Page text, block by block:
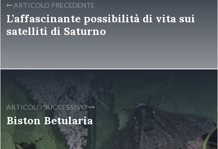
ARTICOLO PRECEDENTE
L’affascinante possibilità di vita sui
satelliti di Saturno
ARTICOLO SUCCESSIVO
Biston Betularia